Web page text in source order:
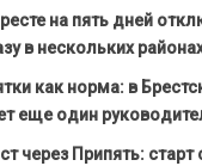
на пять дней
в нескольких
как норма: в
еще один
через Припять: старт